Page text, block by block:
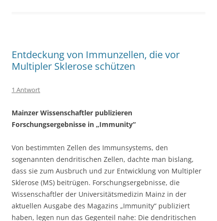
Entdeckung von Immunzellen, die vor
Multipler Sklerose schützen
1 Antwort
Mainzer Wissenschaftler publizieren
Forschungsergebnisse in „Immunity“
Von bestimmten Zellen des Immunsystems, den
sogenannten dendritischen Zellen, dachte man bislang,
dass sie zum Ausbruch und zur Entwicklung von Multipler
Sklerose (MS) beitrügen. Forschungsergebnisse, die
Wissenschaftler der Universitätsmedizin Mainz in der
aktuellen Ausgabe des Magazins „Immunity“ publiziert
haben, legen nun das Gegenteil nahe: Die dendritischen